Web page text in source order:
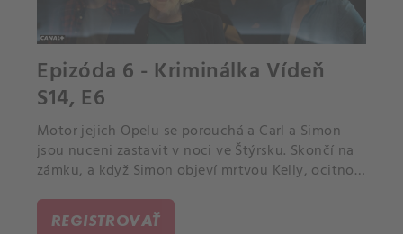
Epizóda 6 - Kriminálka Vídeň
S14, E6
Motor jejich Opelu se porouchá a Carl a Simon
jsou nuceni zastavit v noci ve Štýrsku. Skončí na
zámku, a když Simon objeví mrtvou Kelly, ocitnou
REGISTROVAŤ